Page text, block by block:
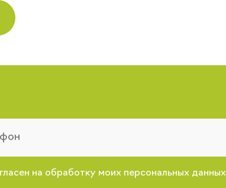
на обработку моих персональных данных